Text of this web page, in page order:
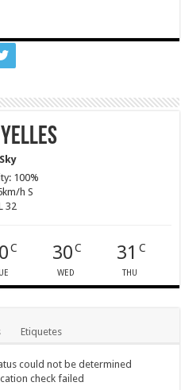
100%
h S
32
C 30C
WED
31 C
THU
Etiquetes
could not be determined
check failed